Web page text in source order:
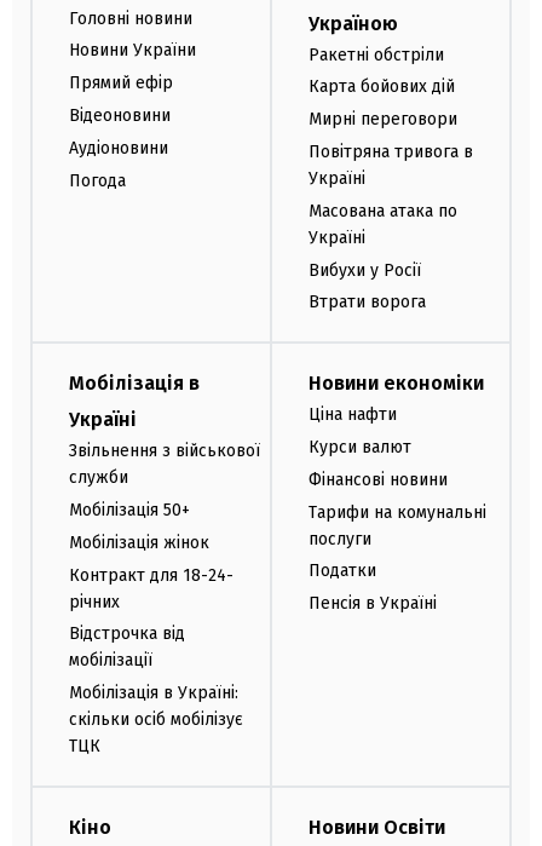
Головні новини
Новини України
Прямий ефір
Відеоновини
Аудіоновини
Погода
Україною
Ракетні обстріли
Карта бойових дій
Мирні переговори
Повітряна тривога в
Україні
Масована атака по
Україні
Вибухи у Росії
Втрати ворога
Мобілізація в
Україні
Звільнення з військової
служби
Мобілізація 50+
Мобілізація жінок
Контракт для 18-24-
річних
Відстрочка від
мобілізації
Мобілізація в Україні:
скільки осіб мобілізує
ТЦК
Новини економіки
Ціна нафти
Курси валют
Фінансові новини
Тарифи на комунальні
послуги
Податки
Пенсія в Україні
Кіно Новини Освіти